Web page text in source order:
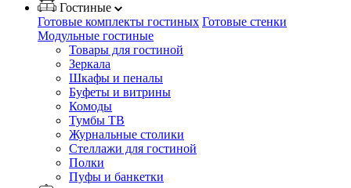
Гостиные
Готовые комплекты гостиных Готовые стенки
Модульные гостиные
Товары для гостиной
Зеркала
Шкафы и пеналы
Буфеты и витрины
Комоды
Тумбы ТВ
Журнальные столики
Стеллажи для гостиной
Полки
Пуфы и банкетки